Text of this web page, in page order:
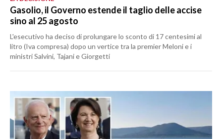
Gasolio, il Governo estende il taglio delle accise
sino al 25 agosto
L'esecutivo ha deciso di prolungare lo sconto di 17 centesimi al
litro (Iva compresa) dopo un vertice tra la premier Meloni e i
ministri Salvini, Tajani e Giorgetti